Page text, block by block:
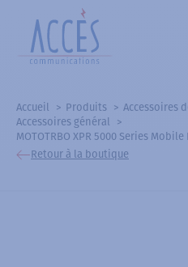
Accueil Produits
Accessoires
Accessoires général
MOTOTRBO XPR 5000 Series
Retour à la boutique